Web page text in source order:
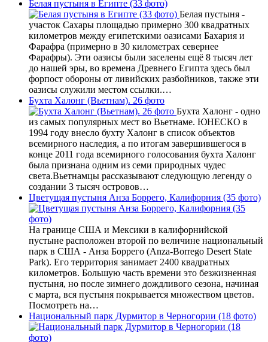
Белая пустыня в Египте (33 фото)
Белая пустыня -
участок Сахары площадью примерно 300 квадратных
километров между египетскими оазисами Бахария и
Фарафра (примерно в 30 километрах севернее
Фарафры). Эти оазисы были заселены ещё 8 тысяч лет
до нашей эры, во времена Древнего Египта здесь был
форпост обороны от ливийских разбойников, также эти
оазисы служили местом ссылки.…
Бухта Халонг (Вьетнам). 26 фото
Бухта Халонг - одно
из самых популярных мест во Вьетнаме. ЮНЕСКО в
1994 году внесло бухту Халонг в список объектов
всемирного наследия, а по итогам завершившегося в
конце 2011 года всемирного голосования бухта Халонг
была признана одним из семи природных чудес
света.Вьетнамцы рассказывают следующую легенду о
создании 3 тысяч островов…
Цветущая пустыня Анза Боррего, Калифорния (35 фото)
На границе США и Мексики в калифорнийской
пустыне расположен второй по величине национальный
парк в США - Анза Боррего (Anza-Borrego Desert State
Park). Его территория занимает 2400 квадратных
километров. Большую часть времени это безжизненная
пустыня, но после зимнего дождливого сезона, начиная
с марта, вся пустыня покрывается множеством цветов.
Посмотреть на…
Национальный парк Дурмитор в Черногории (18 фото)